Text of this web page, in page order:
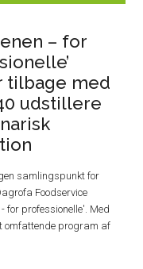
– for
tilbage med
udstillere
samlingspunkt for
Foodservice
for professionelle'. Med
omfattende program af